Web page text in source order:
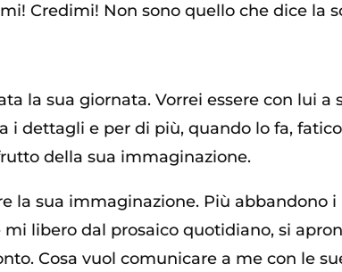
Credimi! Non sono quello che dice la
la sua giornata. Vorrei essere con lui a
i dettagli e per di più, quando lo fa,
della sua immaginazione.
la sua immaginazione. Più abbandono
libero dal prosaico quotidiano, si
Cosa vuol comunicare a me con le